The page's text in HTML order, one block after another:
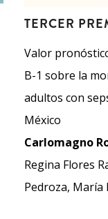
TERCER
Valor
B-1 sobre la
adultos con
México
Carlomagno
Regina Flores
Pedroza,